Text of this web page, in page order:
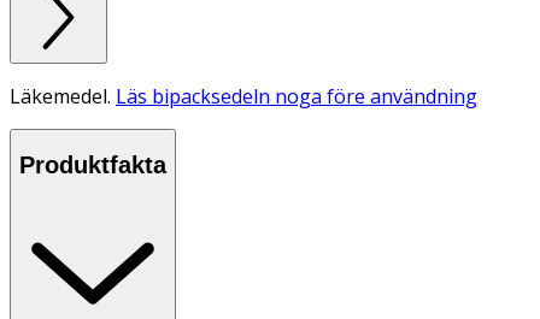
Läkemedel. Läs bipacksedeln noga före användning
Produktfakta